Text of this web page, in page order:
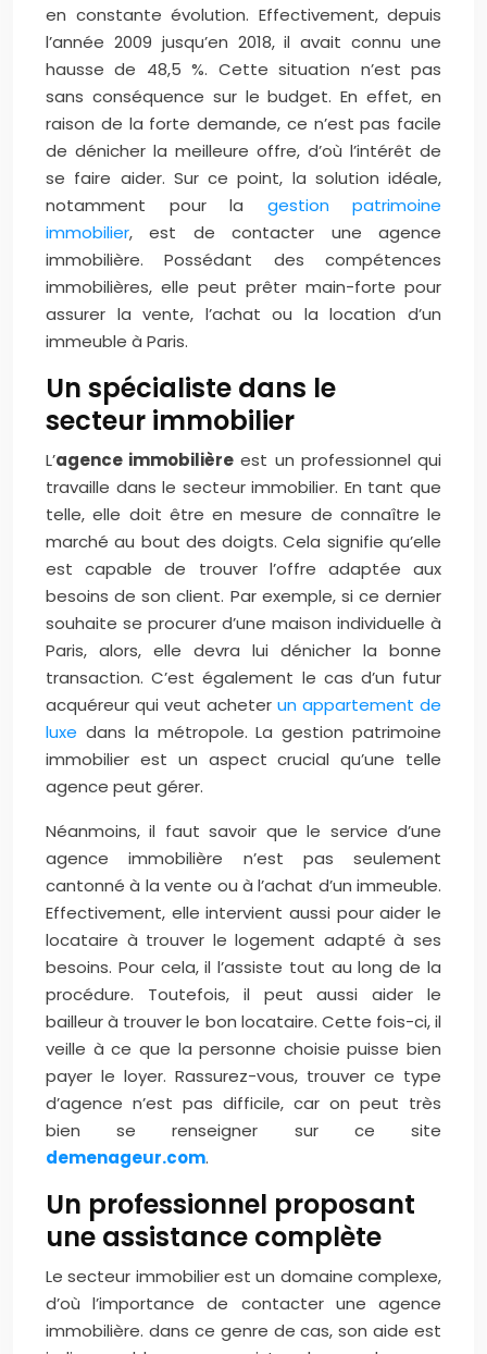
en constante évolution. Effectivement, depuis
l’année 2009 jusqu’en 2018, il avait connu une
hausse de 48,5 %. Cette situation n’est pas
sans conséquence sur le budget. En effet, en
raison de la forte demande, ce n’est pas facile
de dénicher la meilleure offre, d’où l’intérêt de
se faire aider. Sur ce point, la solution idéale,
notamment pour la gestion patrimoine
immobilier, est de contacter une agence
immobilière. Possédant des compétences
immobilières, elle peut prêter main-forte pour
assurer la vente, l’achat ou la location d’un
immeuble à Paris.
Un spécialiste dans le
secteur immobilier
L’agence immobilière est un professionnel qui
travaille dans le secteur immobilier. En tant que
telle, elle doit être en mesure de connaître le
marché au bout des doigts. Cela signifie qu’elle
est capable de trouver l’offre adaptée aux
besoins de son client. Par exemple, si ce dernier
souhaite se procurer d’une maison individuelle à
Paris, alors, elle devra lui dénicher la bonne
transaction. C’est également le cas d’un futur
acquéreur qui veut acheter un appartement de
luxe dans la métropole. La gestion patrimoine
immobilier est un aspect crucial qu’une telle
agence peut gérer.
Néanmoins, il faut savoir que le service d’une
agence immobilière n’est pas seulement
cantonné à la vente ou à l’achat d’un immeuble.
Effectivement, elle intervient aussi pour aider le
locataire à trouver le logement adapté à ses
besoins. Pour cela, il l’assiste tout au long de la
procédure. Toutefois, il peut aussi aider le
bailleur à trouver le bon locataire. Cette fois-ci, il
veille à ce que la personne choisie puisse bien
payer le loyer. Rassurez-vous, trouver ce type
d’agence n’est pas difficile, car on peut très
bien se renseigner sur ce site
demenageur.com.
Un professionnel proposant
une assistance complète
Le secteur immobilier est un domaine complexe,
d’où l’importance de contacter une agence
immobilière. dans ce genre de cas, son aide est